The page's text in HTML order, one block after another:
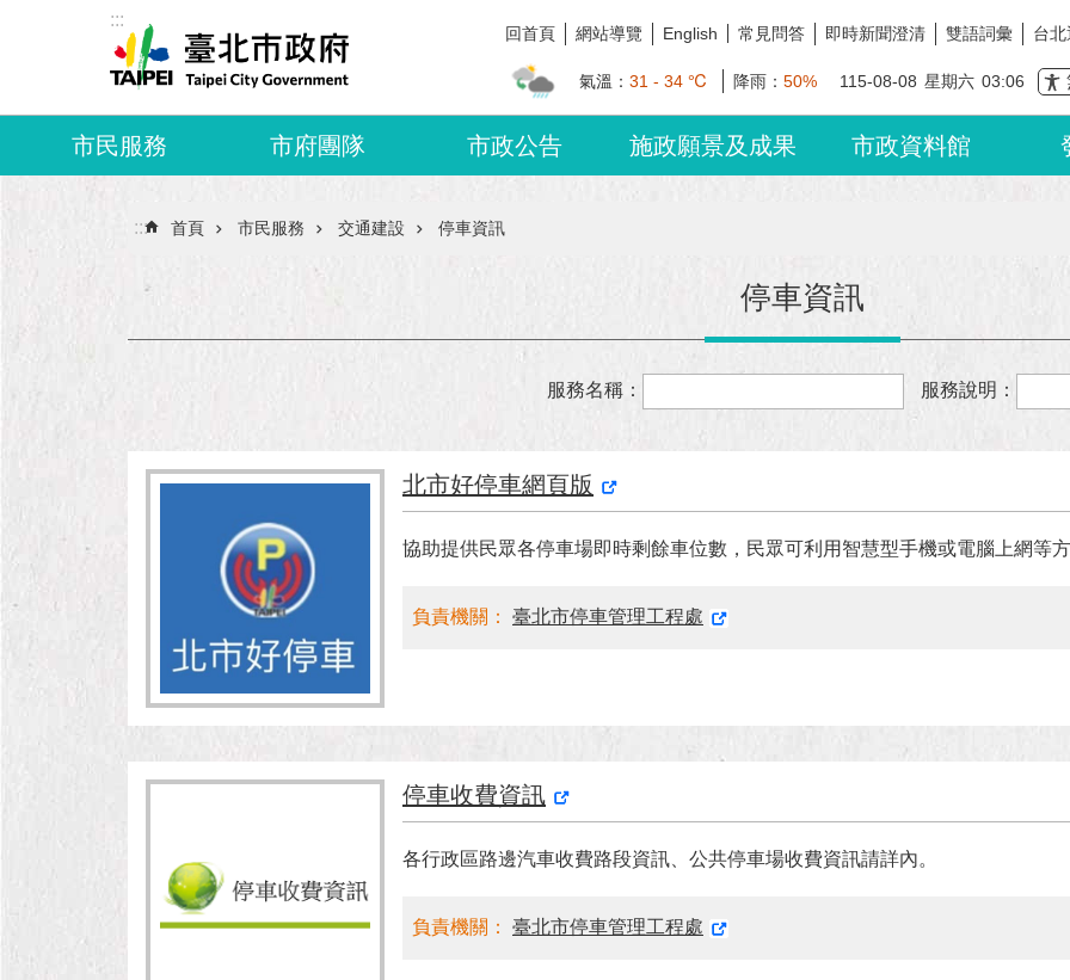
跳到主要內容區塊
:::
回首頁 網站導覽 English 常見問答 即時新聞澄清 雙語詞彙 台北
氣溫： 31 - 34 ℃ 降雨： 50% 115-08-08 星期六 03:06
市民服務 市府團隊 市政公告 施政願景及成果 市政資料館
::: 首頁 市民服務 交通建設 停車資訊
停車資訊
服務名稱： 服務說明：
北市好停車網頁版
協助提供民眾各停車場即時剩餘車位數，民眾可利用智慧型手機或電腦上網等
負責機關： 臺北市停車管理工程處
停車收費資訊
各行政區路邊汽車收費路段資訊、公共停車場收費資訊請詳內。
負責機關： 臺北市停車管理工程處